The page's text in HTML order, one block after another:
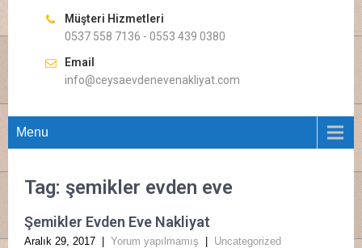
Müşteri Hizmetleri
0537 558 7136 - 0553 439 0380
Email
info@ceysaevdenevenakliyat.com
Menu
Tag: şemikler evden eve
Şemikler Evden Eve Nakliyat
Aralık 29, 2017 Yorum yapılmamış Uncategorized